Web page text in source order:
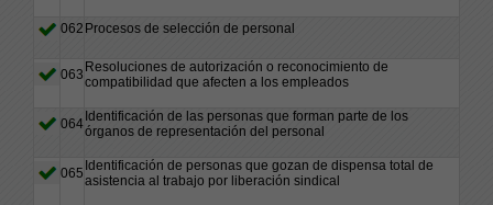
062 Procesos de selección de personal
063 Resoluciones de autorización o reconocimiento de
compatibilidad que afecten a los empleados
064Identificación de las personas que forman parte de los
órganos de representación del personal
065 Identificación de personas que gozan de dispensa total de
asistencia al trabajo por liberación sindical